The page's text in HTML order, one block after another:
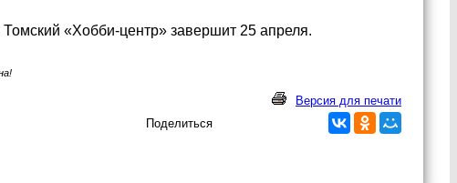
«Хобби-центр» завершит 25 апреля.
Версия для печати
Поделиться